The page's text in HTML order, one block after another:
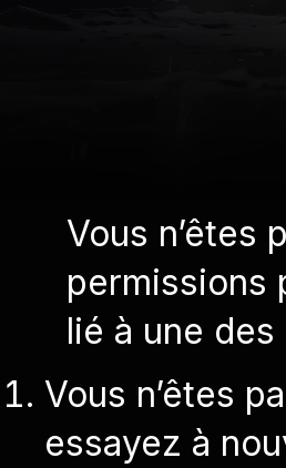
Vous n’êtes
permissions
lié à une
Vous n’êtes
essayez à